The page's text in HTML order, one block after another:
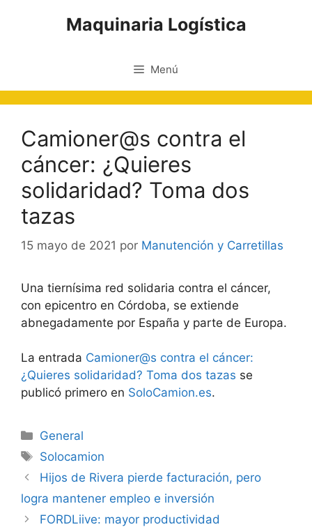
Maquinaria Logística
Menú
Camioner@s contra el
cáncer: ¿Quieres
solidaridad? Toma dos
tazas
15 mayo de 2021 por Manutención y Carretillas
Una tiernísima red solidaria contra el cáncer,
con epicentro en Córdoba, se extiende
abnegadamente por España y parte de Europa.
La entrada Camioner@s contra el cáncer:
¿Quieres solidaridad? Toma dos tazas se
publicó primero en SoloCamion.es.
Categorías
General
Etiquetas
Solocamion
Navegación
de
entradas
Hijos de Rivera pierde facturación, pero
logra mantener empleo e inversión
FORDLiive: mayor productividad